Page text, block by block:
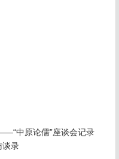
中原论儒”座谈会记录
谈录